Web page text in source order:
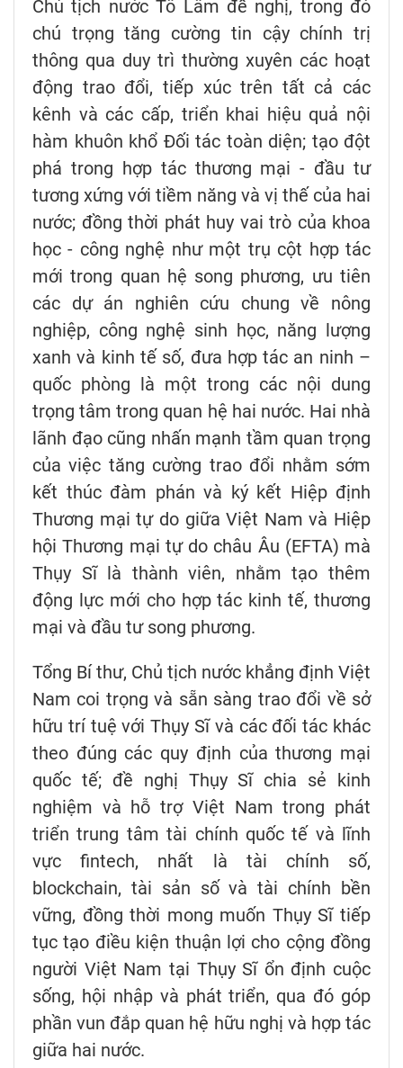
Chủ tịch nước Tô Lâm đề nghị, trong đó
chú trọng tăng cường tin cậy chính trị
thông qua duy trì thường xuyên các hoạt
động trao đổi, tiếp xúc trên tất cả các
kênh và các cấp, triển khai hiệu quả nội
hàm khuôn khổ Đối tác toàn diện; tạo đột
phá trong hợp tác thương mại - đầu tư
tương xứng với tiềm năng và vị thế của hai
nước; đồng thời phát huy vai trò của khoa
học - công nghệ như một trụ cột hợp tác
mới trong quan hệ song phương, ưu tiên
các dự án nghiên cứu chung về nông
nghiệp, công nghệ sinh học, năng lượng
xanh và kinh tế số, đưa hợp tác an ninh –
quốc phòng là một trong các nội dung
trọng tâm trong quan hệ hai nước. Hai nhà
lãnh đạo cũng nhấn mạnh tầm quan trọng
của việc tăng cường trao đổi nhằm sớm
kết thúc đàm phán và ký kết Hiệp định
Thương mại tự do giữa Việt Nam và Hiệp
hội Thương mại tự do châu Âu (EFTA) mà
Thụy Sĩ là thành viên, nhằm tạo thêm
động lực mới cho hợp tác kinh tế, thương
mại và đầu tư song phương.
Tổng Bí thư, Chủ tịch nước khẳng định Việt
Nam coi trọng và sẵn sàng trao đổi về sở
hữu trí tuệ với Thụy Sĩ và các đối tác khác
theo đúng các quy định của thương mại
quốc tế; đề nghị Thụy Sĩ chia sẻ kinh
nghiệm và hỗ trợ Việt Nam trong phát
triển trung tâm tài chính quốc tế và lĩnh
vực fintech, nhất là tài chính số,
blockchain, tài sản số và tài chính bền
vững, đồng thời mong muốn Thụy Sĩ tiếp
tục tạo điều kiện thuận lợi cho cộng đồng
người Việt Nam tại Thụy Sĩ ổn định cuộc
sống, hội nhập và phát triển, qua đó góp
phần vun đắp quan hệ hữu nghị và hợp tác
giữa hai nước.